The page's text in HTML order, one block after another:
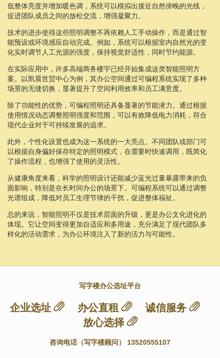
低整体亮度并增加暖色调，系统可以模拟出接近自然傍晚的光线，
促进团队成员之间的放松交流，增强凝聚力。
技术的进步使得这些照明调整不再依赖人工手动操作，而是通过智
能预设或环境感应自动完成。例如，系统可以根据室内自然光的变
化实时调节人工光源的强度，保持视觉舒适性，同时节约能源。
在实际应用中，许多高端商务楼宇已经开始集成这类智能照明方
案。以凯晨世贸中心为例，其办公空间通过可编程系统实现了多种
场景的无缝切换，显著提升了空间利用效率和员工满意度。
除了功能性的优势，可编程照明还具备显著的节能潜力。通过根据
使用情况动态调整照明强度和范围，可以有效降低电力消耗，符合
现代企业对于可持续发展的追求。
此外，个性化设置也成为这一系统的一大亮点。不同团队或部门可
以根据自身偏好保存特定的照明模式，在需要时快速调用，既简化
了操作流程，也增强了使用的灵活性。
从健康角度来看，科学的照明设计还能减少蓝光过量暴露带来的负
面影响，特别是在长时间办公的场景下。可编程系统可以通过调整
光谱组成，降低对员工生理节律的干扰，促进整体福祉。
总的来说，智能照明不仅是技术层面的升级，更是办公文化进化的
体现。它让空间变得更加自适应和多用途，充分满足了现代团队多
样化的活动需求，为办公环境注入了新的活力与可能性。
写字楼办公选址平台
企业选址 办公直租
诚信服务
放心选择
咨询电话（写字楼顾问） 13520555107